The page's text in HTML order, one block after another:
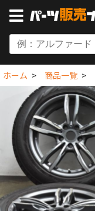
ホーム 商品一覧